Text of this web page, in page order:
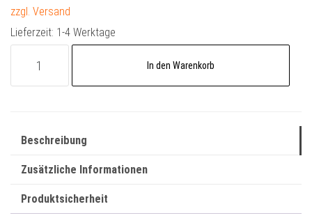
zzgl. Versand
Lieferzeit: 1-4 Werktage
für
In den Warenkorb
i
Beschreibung
Zusätzliche Informationen
Produktsicherheit